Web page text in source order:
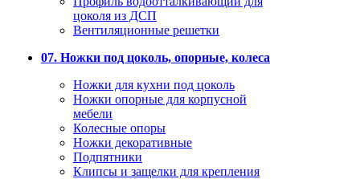
цоколя из ДСП
Вентиляционные решетки
07. Ножки под цоколь, опорные, колеса
Ножки для кухни под цоколь
Ножки опорные для корпусной
мебели
Колесные опоры
Ножки декоративные
Подпятники
Клипсы и защелки для крепления